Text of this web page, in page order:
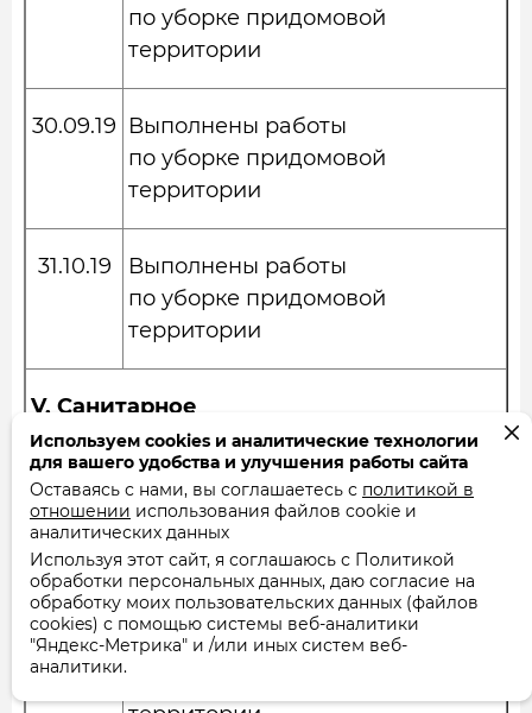
по уборке придомовой
территории
30.09.19 Выполнены работы
по уборке придомовой
территории
31.10.19
Выполнены работы
по уборке придомовой
территории
V. Санитарное
содержание площадок, маршей,
лифтов
VI.Благоустройство
23.04.19 Выполнены
Используем cookies и аналитические технологии
для вашего удобства и улучшения работы сайта
Оставаясь с нами, вы соглашаетесь с политикой в
отношении использования файлов cookie и
аналитических данных
Используя этот сайт, я соглашаюсь с Политикой
обработки персональных данных, даю согласие на
обработку моих пользовательских данных (файлов
cookies) с помощью системы веб-аналитики
"Яндекс-Метрика" и /или иных систем веб-
аналитики.